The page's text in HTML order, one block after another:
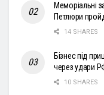
Меморіальні
Петлюри
14 SHARES
Бізнес під
через удари
10 SHARES